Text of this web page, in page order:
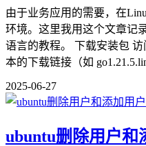
由于业务应用的需要，在
环境。这里我用这个文章记
语言的教程。 下载安装包
本的下载链接（如
2025-06-27
ubuntu删除用户和